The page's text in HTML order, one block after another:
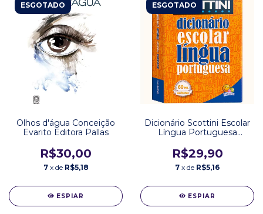
ESGOTADO
Olhos d'água Conceição
Evarito Editora Pallas
R$30,00
7 x de R$5,18
ESPIAR
ESGOTADO
Dicionário Scottini Escolar
Língua Portuguesa
R$29,90
7 x de R$5,16
ESPIAR